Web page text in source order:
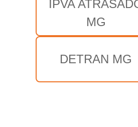
IPVA
MG
DETRAN MG